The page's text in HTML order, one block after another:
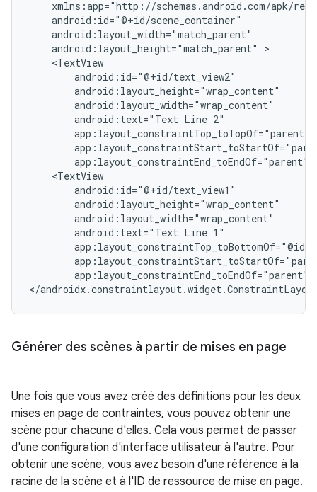
android:layout_height="match_parent"
android:text="Text Line
app:layout_constraintEnd_toEndOf="parent"
android:text="Text Line
app:layout_constraintEnd_toEndOf="parent"/
</
Générer des scènes à partir de mises en page
Une fois que vous avez créé des définitions pour les deux
mises en page de contraintes, vous pouvez obtenir une
scène pour chacune d'elles. Cela vous permet de passer
d'une configuration d'interface utilisateur à l'autre. Pour
obtenir une scène, vous avez besoin d'une référence à la
racine de la scène et à l'ID de ressource de mise en page.